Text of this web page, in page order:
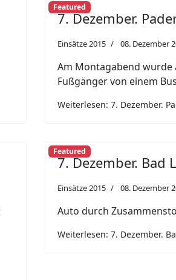
Featured
7. Dezember.
Einsätze 2015 08. Dezember
Am Montagabend
Fußgänger von einem
Weiterlesen: 7. Dezember.
Featured
7. Dezember. Bad
Einsätze 2015 08. Dezember
Auto durch
Weiterlesen: 7. Dezember.